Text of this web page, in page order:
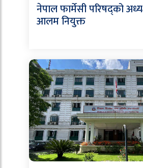
नेपाल फार्मेसी परिषद्को
आलम नियुक्त